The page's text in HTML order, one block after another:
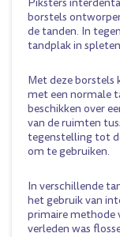
borstels
de tanden. In
tandplak in
Met deze borstels
met een normale
beschikken over
van de ruimten
tegenstelling tot
om te gebruiken.
In verschillende
het gebruik van
primaire methode
verleden was